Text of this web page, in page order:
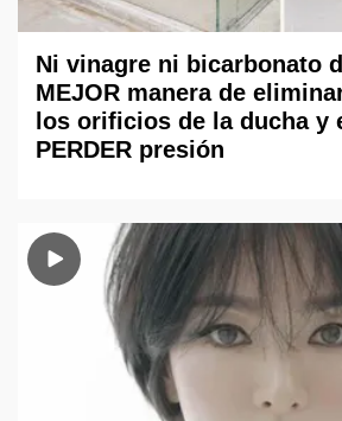
Ni vinagre ni bicarbonato
MEJOR manera de
los orificios de la ducha y
PERDER presión